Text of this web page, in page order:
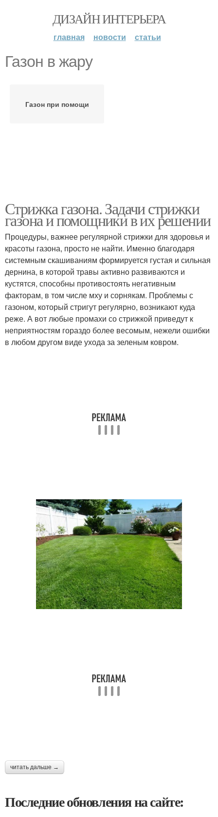
ДИЗАЙН ИНТЕРЬЕРА
главная новости статьи
Газон в жару
Газон при помощи
Стрижка газона. Задачи стрижки
газона и помощники в их решении
Процедуры, важнее регулярной стрижки для здоровья и
красоты газона, просто не найти. Именно благодаря
системным скашиваниям формируется густая и сильная
дернина, в которой травы активно развиваются и
кустятся, способны противостоять негативным
факторам, в том числе мху и сорнякам. Проблемы с
газоном, который стригут регулярно, возникают куда
реже. А вот любые промахи со стрижкой приведут к
неприятностям гораздо более весомым, нежели ошибки
в любом другом виде ухода за зеленым ковром.
читать дальше →
Последние обновления на сайте: